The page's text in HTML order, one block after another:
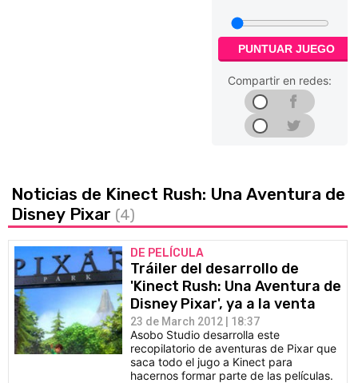
PUNTUAR JUEGO
Compartir en redes:
Noticias de Kinect Rush: Una Aventura de
Disney Pixar (4)
DE PELÍCULA
Tráiler del desarrollo de
'Kinect Rush: Una Aventura de
Disney Pixar', ya a la venta
23 de March 2012 | 18:37
Asobo Studio desarrolla este
recopilatorio de aventuras de Pixar que
saca todo el jugo a Kinect para
hacernos formar parte de las películas.